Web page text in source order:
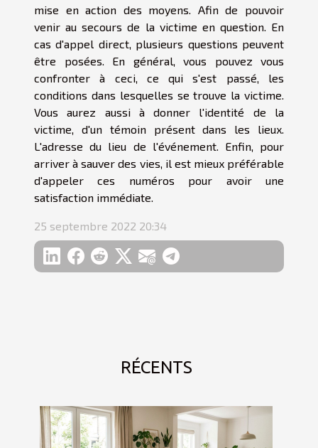
mise en action des moyens. Afin de pouvoir
venir au secours de la victime en question. En
cas d'appel direct, plusieurs questions peuvent
être posées. En général, vous pouvez vous
confronter à ceci, ce qui s'est passé, les
conditions dans lesquelles se trouve la victime.
Vous aurez aussi à donner l'identité de la
victime, d'un témoin présent dans les lieux.
L'adresse du lieu de l'événement. Enfin, pour
arriver à sauver des vies, il est mieux préférable
d'appeler ces numéros pour avoir une
satisfaction immédiate.
25 septembre 2022 20:34
RÉCENTS